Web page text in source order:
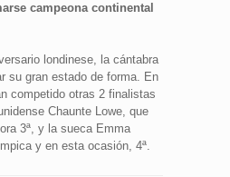
campeona continental
londinese, la cántabra
su gran estado de forma. En
competido otras 2 finalistas
Chaunte Lowe, que
3ª, y la sueca Emma
y en esta ocasión, 4ª.